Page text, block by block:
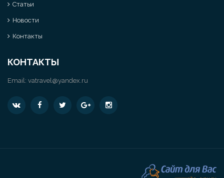
Статьи
Новости
Контакты
КОНТАКТЫ
Email: vatravel@yandex.ru